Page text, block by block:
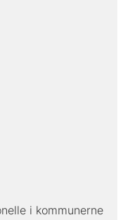
i kommunerne